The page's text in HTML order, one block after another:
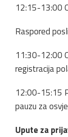
12:15-13:00
Raspored
11:30-12:00
registracija
12:00-15:15
pauzu za
Upute za